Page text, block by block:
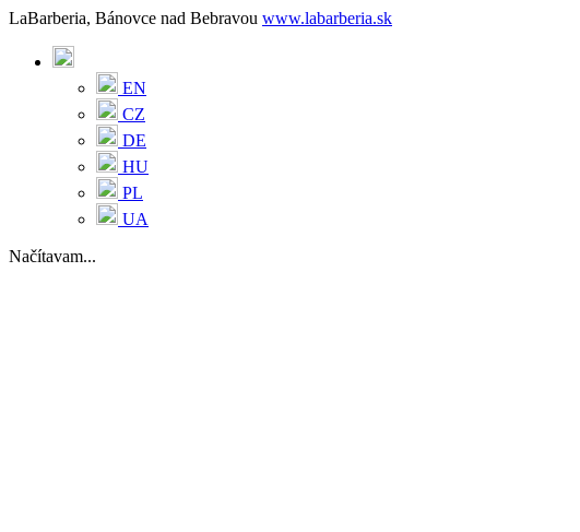
LaBarberia, Bánovce nad Bebravou www.labarberia.sk
EN
CZ
DE
HU
PL
UA
Načítavam...